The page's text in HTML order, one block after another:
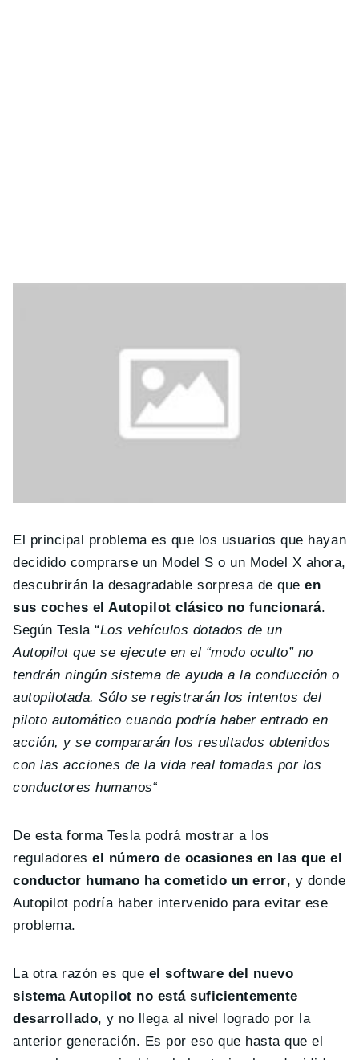
El principal problema es que los usuarios que hayan
decidido comprarse un Model S o un Model X ahora,
descubrirán la desagradable sorpresa de queen
sus coches el Autopilot clásico no funcionará.
Según Tesla “Los vehículos dotados de un
Autopilot que se ejecute en el “modo oculto” no
tendrán ningún sistema de ayuda a la conducción o
autopilotada. Sólo se registrarán los intentos del
piloto automático cuando podría haber entrado en
acción, y se compararán los resultados obtenidos
con las acciones de la vida real tomadas por los
conductores humanos“
De esta forma Tesla podrá mostrar a los
reguladoresel número de ocasiones en las que el
conductor humano ha cometido un error, y donde
Autopilot podría haber intervenido para evitar ese
problema.
La otra razón es que el software del nuevo
sistema Autopilot no está suficientemente
desarrollado, y no llega al nivel logrado por la
anterior generación. Es por eso que hasta que el